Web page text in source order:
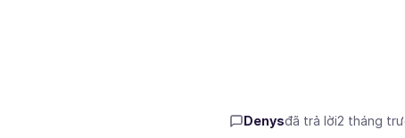
Denysđã trả lời2 tháng